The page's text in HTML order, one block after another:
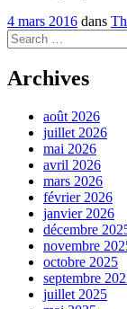
4 mars 2016 dans
Search
Archives
août 2026
juillet 2026
mai 2026
avril 2026
mars 2026
février 2026
janvier 2026
décembre
novembre
octobre 2025
septembre
juillet 2025